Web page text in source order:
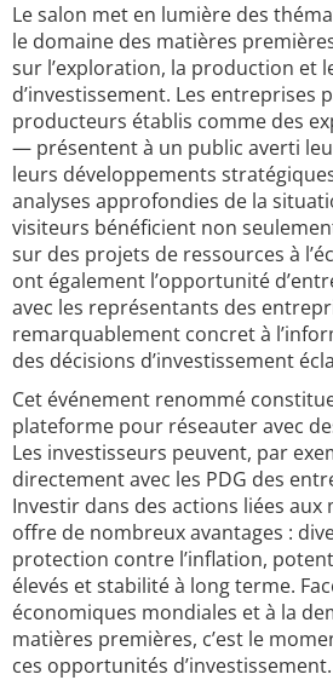
Le salon met en lumière des
le domaine des matières
sur l’exploration, la production et
d’investissement. Les entreprises
producteurs établis comme des
— présentent à un public averti
leurs développements
analyses approfondies de la
visiteurs bénéficient non
sur des projets de ressources à
ont également l’opportunité
avec les représentants des
remarquablement concret à
des décisions d’investissement
Cet événement renommé
plateforme pour réseauter avec
Les investisseurs peuvent, par
directement avec les PDG des
Investir dans des actions liées
offre de nombreux avantages :
protection contre l’inflation,
élevés et stabilité à long terme.
économiques mondiales et à la
matières premières, c’est le
ces opportunités d’investissement.